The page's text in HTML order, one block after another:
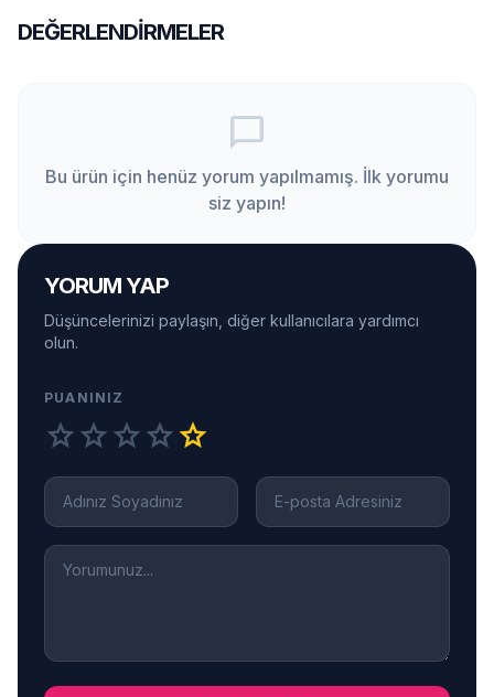
DEĞERLENDIRMELER
chat_bubble_outline
Bu ürün için henüz yorum yapılmamış. İlk yorumu
siz yapın!
YORUM YAP
Düşüncelerinizi paylaşın, diğer kullanıcılara yardımcı
olun.
PUANINIZ
starstarstarstarstar